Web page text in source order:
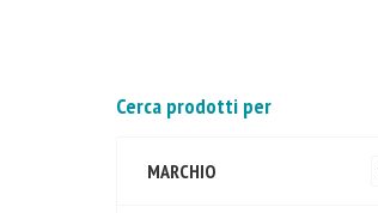
Cerca prodotti per
MARCHIO